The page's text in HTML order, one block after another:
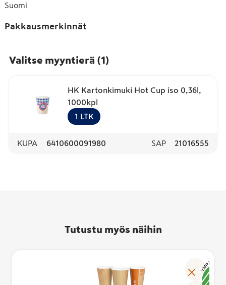
Suomi
Pakkausmerkinnät
Valitse myyntierä (1)
HK Kartonkimuki Hot Cup iso 0,36l,
1000kpl
1 LTK
KUPA 6410600091980 SAP 21016555
Tutustu myös näihin